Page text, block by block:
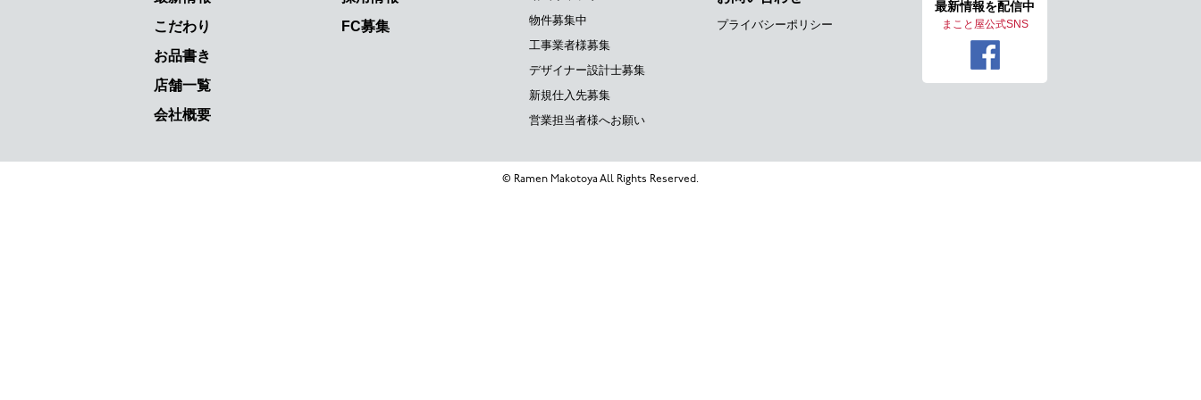
こだわり
お品書き
店舗一覧
会社概要
FC募集
物件募集中
工事業者様募集
デザイナー設計士募集
新規仕入先募集
営業担当者様へお願い
プライバシーポリシー
最新情報を配信中
まこと屋公式SNS
© Ramen Makotoya All Rights Reserved.